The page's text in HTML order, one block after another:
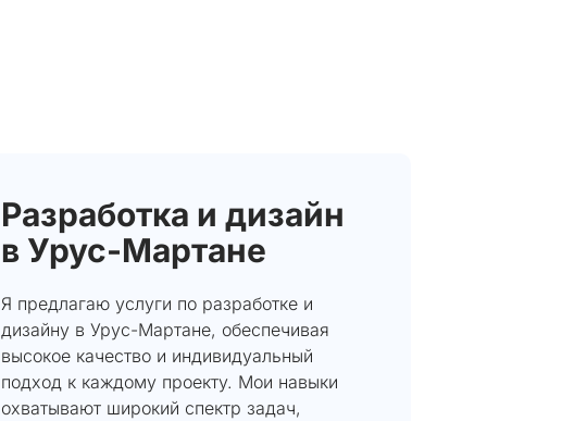
Разработка и дизайн
в Урус-Мартане
Я предлагаю услуги по разработке и
дизайну в Урус-Мартане, обеспечивая
высокое качество и индивидуальный
подход к каждому проекту. Мои навыки
охватывают широкий спектр задач,